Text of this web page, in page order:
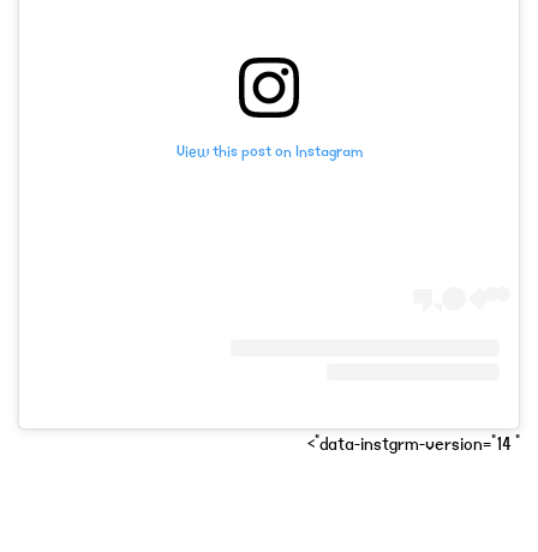
View this post on Instagram
" data-instgrm-version="14">